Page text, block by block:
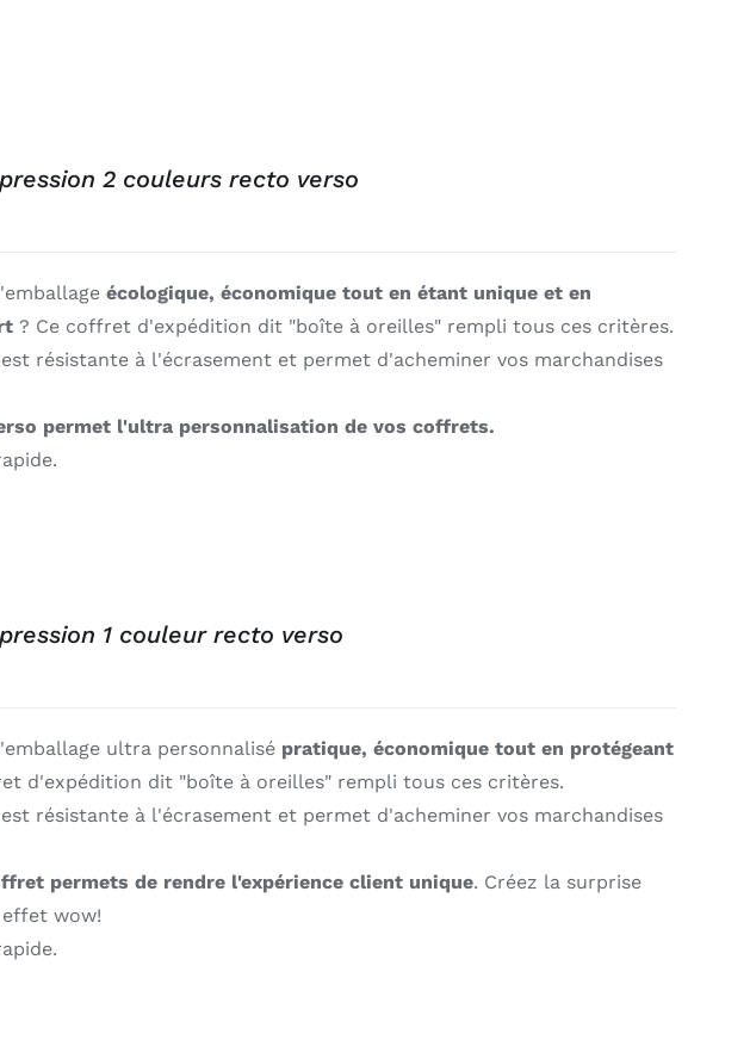
2 couleurs recto verso
écologique, économique tout en étant unique et en
? Ce coffret d'expédition dit "boîte à oreilles" rempli tous ces critères.
résistante à l'écrasement et permet d'acheminer vos marchandises
permet l'ultra personnalisation de vos coffrets.
1 couleur recto verso
ultra personnalisé pratique, économique tout en protégeant
d'expédition dit "boîte à oreilles" rempli tous ces critères.
résistante à l'écrasement et permet d'acheminer vos marchandises
permets de rendre l'expérience client unique. Créez la surprise
wow!